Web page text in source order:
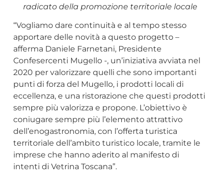
radicato della promozione territoriale locale
“Vogliamo dare continuità e al tempo stesso
apportare delle novità a questo progetto –
afferma Daniele Farnetani, Presidente
Confesercenti Mugello -, un’iniziativa avviata nel
2020 per valorizzare quelli che sono importanti
punti di forza del Mugello, i prodotti locali di
eccellenza, e una ristorazione che questi prodotti
sempre più valorizza e propone. L’obiettivo è
coniugare sempre più l’elemento attrattivo
dell’enogastronomia, con l’offerta turistica
territoriale dell’ambito turistico locale, tramite le
imprese che hanno aderito al manifesto di
intenti di Vetrina Toscana”.